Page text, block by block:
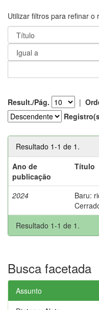
Utilizar filtros para refinar o
Result./Pág. |
Resultado 1-1 de 1.
Ano de
publicação
Título
2024
Baru:
Resultado 1-1 de 1.
Busca facetada
Assunto